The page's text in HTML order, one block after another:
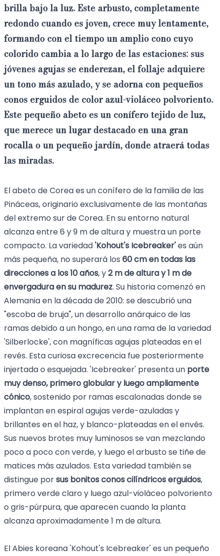
brilla bajo la luz. Este arbusto, completamente
redondo cuando es joven, crece muy lentamente,
formando con el tiempoun amplio cono cuyo
colorido cambiaa lo largo de las estaciones: sus
jóvenes agujas se enderezan, el follaje adquiere
un tono más azulado, y se adorna con pequeños
conos erguidos de color azul-violáceo polvoriento.
Este pequeño abeto es un conífero tejido de luz,
que merece un lugar destacado en unagran
rocalla o un pequeño jardín, donde atraerá todas
las miradas.
El abeto de Corea es un conífero de la familia de las
Pináceas, originario exclusivamente de las montañas
del extremo sur de Corea. En su entorno natural
alcanza entre 6 y 9 m de altura y muestra un porte
compacto. La variedad'Kohout's Icebreaker'es aún
más pequeña, no superará los 60 cm en todas las
direcciones a los 10 años, y2 m de altura y 1 m de
envergadura en su madurez. Su historia comenzó en
Alemania en la década de 2010: se descubrió una
"escoba de bruja", un desarrollo anárquico de las
ramas debido a un hongo, en una rama de la variedad
'Silberlocke', con magníficas agujas plateadas en el
revés. Esta curiosa excrecencia fue posteriormente
injertada o esquejada. 'Icebreaker' presenta un porte
muy denso, primero globular y luego ampliamente
cónico, sostenido por ramas escalonadas donde se
implantan en espiral agujas verde-azuladas y
brillantes en el haz, y blanco-plateadas en el envés.
Sus nuevos brotes muy luminosos se van mezclando
poco a poco con verde, y luego el arbusto se tiñe de
matices más azulados. Esta variedad también se
distingue porsus bonitos conos cilíndricos erguidos,
primero verde claro y luego azul-violáceo polvoriento
o gris-púrpura, que aparecen cuando la planta
alcanza aproximadamente 1 m de altura.
El Abies koreana 'Kohout's Icebreaker' es un pequeño